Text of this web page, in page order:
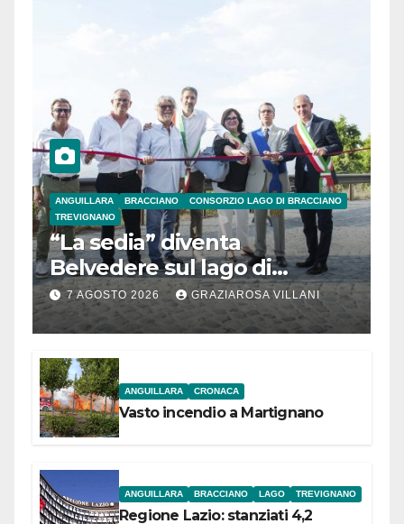
ANGUILLARA BRACCIANO
CONSORZIO LAGO DI BRACCIANO
TREVIGNANO
“La sedia” diventa
Belvedere sul lago di
Bracciano: ieri
l’inaugurazione
7 AGOSTO 2026 GRAZIAROSA VILLANI
ANGUILLARA CRONACA
Vasto incendio a Martignano
ANGUILLARA BRACCIANO LAGO TREVIGNANO
Regione Lazio: stanziati 4,2